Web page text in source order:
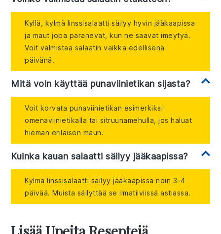
Kyllä, kylmä linssisalaatti säilyy hyvin jääkaapissa
ja maut jopa paranevat, kun ne saavat imeytyä.
Voit valmistaa salaatin vaikka edellisenä
päivänä.
Mitä voin käyttää punaviinietikan sijasta?
Voit korvata punaviinietikan esimerkiksi
omenaviinietikalla tai sitruunamehulla, jos haluat
hieman erilaisen maun.
Kuinka kauan salaatti säilyy jääkaapissa?
Kylmä linssisalaatti säilyy jääkaapissa noin 3-4
päivää. Muista säilyttää se ilmatiiviissä astiassa.